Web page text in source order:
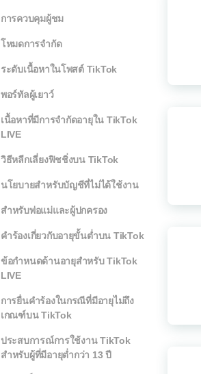
การควบคุมผู้ชม
โหมดการจำกัด
ระดับเนื้อหาในโพสต์ TikTok
พอร์ทัลผู้เยาว์
เนื้อหาที่มีการจำกัดอายุใน TikTok
LIVE
วิธีหลีกเลี่ยงฟิชชิ่งบน TikTok
นโยบายสำหรับบัญชีที่ไม่ได้ใช้งาน
สำหรับพ่อแม่และผู้ปกครอง
คำร้องเกี่ยวกับอายุขั้นต่ำบน TikTok
ข้อกำหนดด้านอายุสำหรับ TikTok
LIVE
การยื่นคำร้องในกรณีที่มีอายุไม่ถึง
เกณฑ์บน TikTok
ประสบการณ์การใช้งาน TikTok
สำหรับผู้ที่มีอายุต่ำกว่า 13 ปี